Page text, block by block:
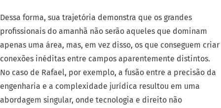
Dessa forma, sua trajetória demonstra que os grandes
profissionais do amanhã não serão aqueles que dominam
apenas uma área, mas, em vez disso, os que conseguem criar
conexões inéditas entre campos aparentemente distintos.
No caso de Rafael, por exemplo, a fusão entre a precisão da
engenharia e a complexidade jurídica resultou em uma
abordagem singular, onde tecnologia e direito não